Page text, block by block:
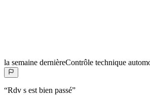
la semaine dernièreContrôle technique
“Rdv s est bien passé”